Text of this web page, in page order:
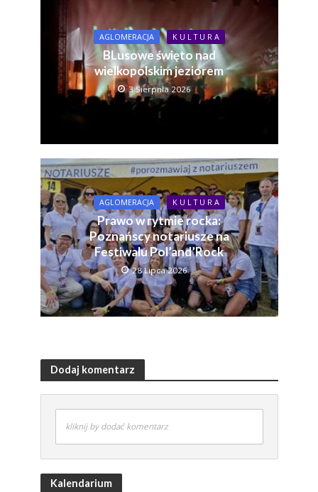
AGLOMERACJA K U L T U R A
BLusowe święto nad
wielkopolskim jeziorem
3 Sierpnia 2026
AGLOMERACJA K U L T U R A
Prawo w rytmie rocka:
Poznańscy notariusze na
Festiwalu Pol’and’Rock
28 Lipca 2026
Dodaj komentarz
kliknij by dodać komentarz
Kalendarium